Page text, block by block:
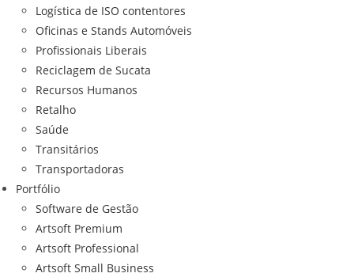
Logística de ISO contentores
Oficinas e Stands Automóveis
Profissionais Liberais
Reciclagem de Sucata
Recursos Humanos
Retalho
Saúde
Transitários
Transportadoras
Portfólio
Software de Gestão
Artsoft Premium
Artsoft Professional
Artsoft Small Business